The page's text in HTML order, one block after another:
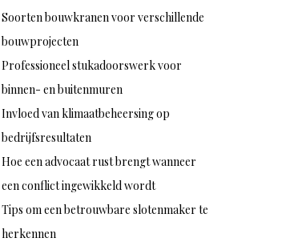
Soorten bouwkranen voor verschillende
bouwprojecten
Professioneel stukadoorswerk voor
binnen- en buitenmuren
Invloed van klimaatbeheersing op
bedrijfsresultaten
Hoe een advocaat rust brengt wanneer
een conflict ingewikkeld wordt
Tips om een betrouwbare slotenmaker te
herkennen